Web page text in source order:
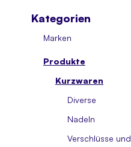
Kategorien
Marken
Produkte
Kurzwaren
Diverse
Nadeln
Verschlüsse und